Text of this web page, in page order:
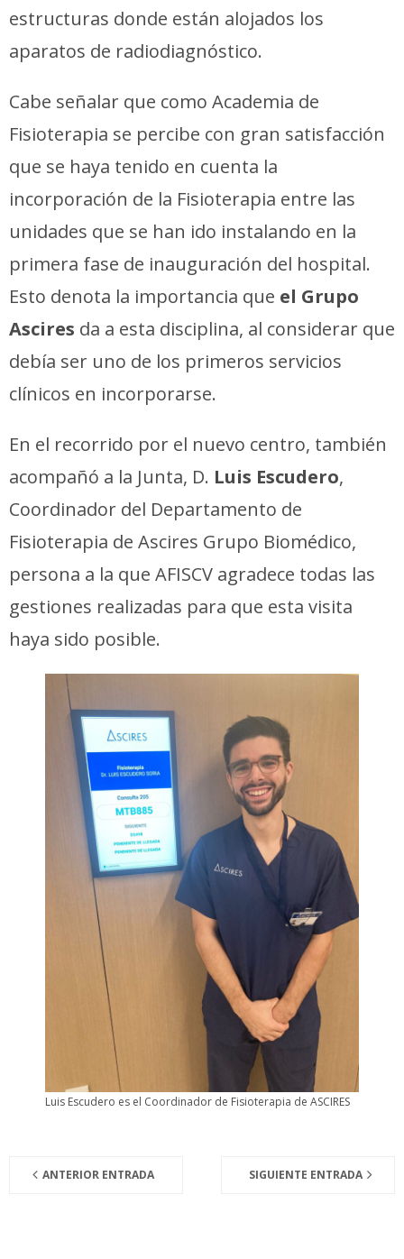
estructuras donde están alojados los
aparatos de radiodiagnóstico.
Cabe señalar que como Academia de
Fisioterapia se percibe con gran satisfacción
que se haya tenido en cuenta la
incorporación de la Fisioterapia entre las
unidades que se han ido instalando en la
primera fase de inauguración del hospital.
Esto denota la importancia que el Grupo
Ascires da a esta disciplina, al considerar que
debía ser uno de los primeros servicios
clínicos en incorporarse.
En el recorrido por el nuevo centro, también
acompañó a la Junta, D. Luis Escudero,
Coordinador del Departamento de
Fisioterapia de Ascires Grupo Biomédico,
persona a la que AFISCV agradece todas las
gestiones realizadas para que esta visita
haya sido posible.
Luis Escudero es el Coordinador de Fisioterapia de ASCIRES
ANTERIOR ENTRADA SIGUIENTE ENTRADA